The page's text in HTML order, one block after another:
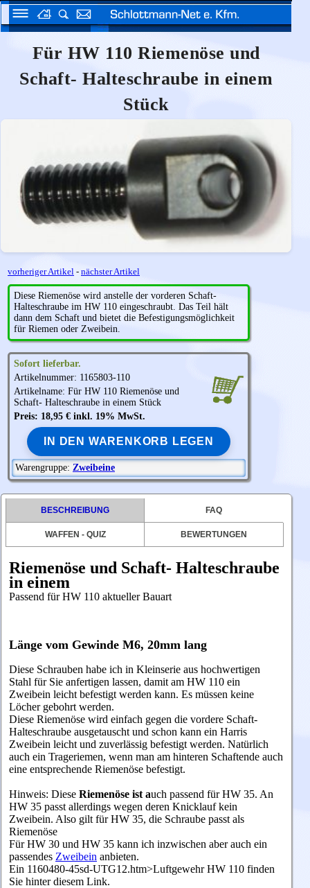
Für HW 110 Riemenöse und
Schaft- Halteschraube in einem
Stück
vorheriger Artikel - nächster Artikel
Diese Riemenöse wird anstelle der vorderen Schaft-
Halteschraube im HW 110 eingeschraubt. Das Teil hält
dann dem Schaft und bietet die Befestigungsmöglichkeit
für Riemen oder Zweibein.
Sofort lieferbar.
Artikelnummer: 1165803-110
Artikelname: Für HW 110 Riemenöse und
Schaft- Halteschraube in einem Stück
Preis: 18,95 € inkl. 19% MwSt.
IN DEN WARENKORB LEGEN
Warengruppe: Zweibeine
BESCHREIBUNG FAQ
WAFFEN - QUIZ BEWERTUNGEN
Riemenöse und Schaft- Halteschraube
in einem
Passend für HW 110 aktueller Bauart
Länge vom Gewinde M6, 20mm lang
Diese Schrauben habe ich in Kleinserie aus hochwertigen
Stahl für Sie anfertigen lassen, damit am HW 110 ein
Zweibein leicht befestigt werden kann. Es müssen keine
Löcher gebohrt werden.
Diese Riemenöse wird einfach gegen die vordere Schaft-
Halteschraube ausgetauscht und schon kann ein Harris
Zweibein leicht und zuverlässig befestigt werden. Natürlich
auch ein Trageriemen, wenn man am hinteren Schaftende auch
eine entsprechende Riemenöse befestigt.
Hinweis: Diese Riemenöse ist auch passend für HW 35. An
HW 35 passt allerdings wegen deren Knicklauf kein
Zweibein. Also gilt für HW 35, die Schraube passt als
Riemenöse
Für HW 30 und HW 35 kann ich inzwischen aber auch ein
passendes Zweibein anbieten.
Ein 1160480-45sd-UTG12.htm>Luftgewehr HW 110 finden
Sie hinter diesem Link.